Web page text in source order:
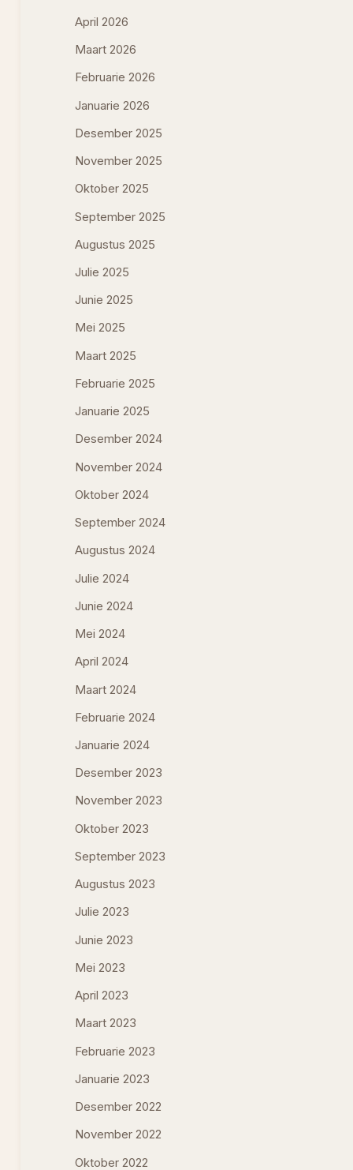
April 2026
Maart 2026
Februarie 2026
Januarie 2026
Desember 2025
November 2025
Oktober 2025
September 2025
Augustus 2025
Julie 2025
Junie 2025
Mei 2025
Maart 2025
Februarie 2025
Januarie 2025
Desember 2024
November 2024
Oktober 2024
September 2024
Augustus 2024
Julie 2024
Junie 2024
Mei 2024
April 2024
Maart 2024
Februarie 2024
Januarie 2024
Desember 2023
November 2023
Oktober 2023
September 2023
Augustus 2023
Julie 2023
Junie 2023
Mei 2023
April 2023
Maart 2023
Februarie 2023
Januarie 2023
Desember 2022
November 2022
Oktober 2022